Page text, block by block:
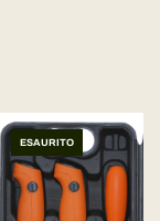
ESAURITO